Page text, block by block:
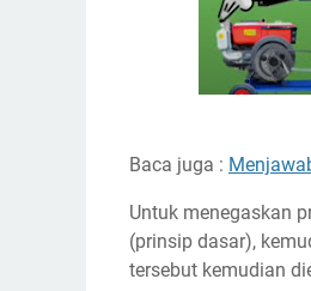
Baca juga :
Untuk menegaskan
(prinsip dasar),
tersebut kemudian